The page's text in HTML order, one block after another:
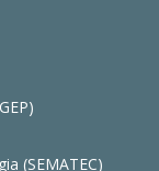
(SEMATEC)